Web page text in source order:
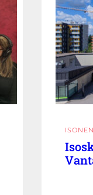
ISONEN